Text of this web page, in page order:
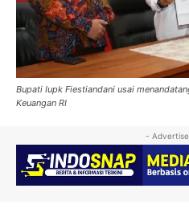
Bupati Iupk Fiestiandani usai
Keuangan RI
-